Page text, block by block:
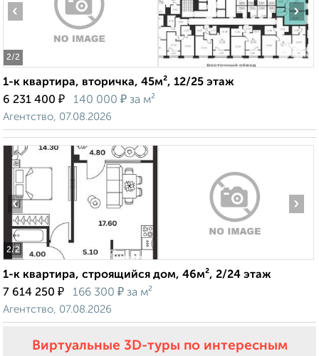
2/2
‹ ›
1-к квартира, вторичка, 45м², 12/25 этаж
6 231 400 ₽ 140 000 ₽ за м²
Агентство, 07.08.2026
2/2
‹ ›
1-к квартира, строящийся дом, 46м², 2/24 этаж
7 614 250 ₽ 166 300 ₽ за м²
Агентство, 07.08.2026
Виртуальные 3D-туры по интересным